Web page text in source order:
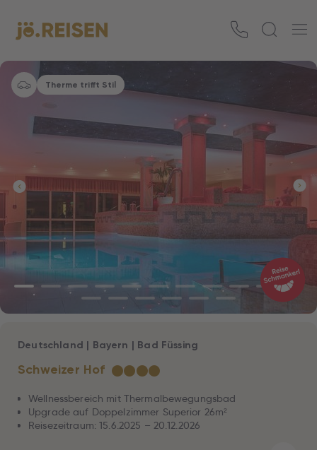
Therme trifft Stil
Schweizer Hof ★★★★
Deutschland | Bayern | Bad Füssing
Wellnessbereich mit Thermalbewegungsbad
Upgrade auf Doppelzimmer Superior 26m²
Reisezeitraum: 15.6.2025 – 20.12.2026